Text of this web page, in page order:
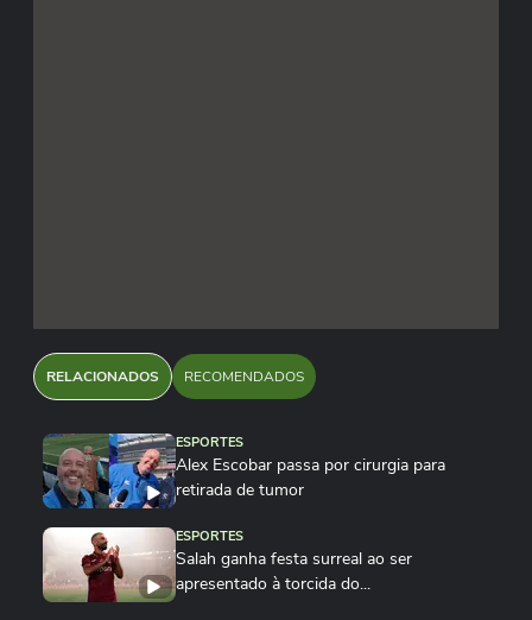
RELACIONADOS RECOMENDADOS
ESPORTES
Alex Escobar passa por cirurgia para
retirada de tumor
ESPORTES
Salah ganha festa surreal ao ser
apresentado à torcida do...